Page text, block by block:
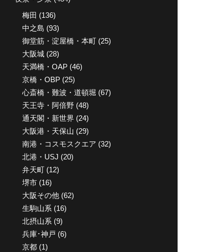
梅田 (136)
中之島 (93)
御堂筋・淀屋橋・本町 (25)
大阪城 (28)
天満橋・OAP (46)
京橋・OBP (25)
心斎橋・難波・道頓堀 (67)
天王寺・阿倍野 (48)
通天閣・新世界 (24)
大阪港・天保山 (29)
南港・コスモスクエア (32)
北港・USJ (20)
弁天町 (12)
堺市 (16)
大阪その他 (62)
生駒山系 (16)
北摂山系 (9)
兵庫･神戸 (6)
京都 (1)